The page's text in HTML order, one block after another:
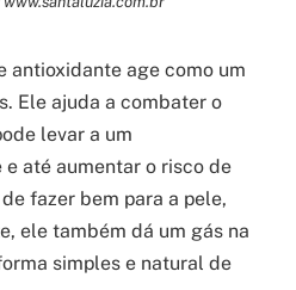
antioxidante age como um
Ele ajuda a combater o
levar a um
até aumentar o risco de
fazer bem para a pele,
ele também dá um gás na
simples e natural de